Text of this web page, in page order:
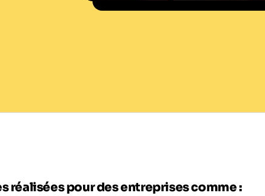
réalisées pour des entreprises comme :